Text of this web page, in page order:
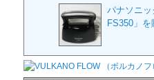
パナソニ
FS350」を